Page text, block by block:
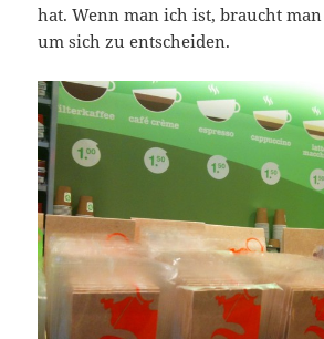
hat. Wenn man ich ist, braucht
um sich zu entscheiden.